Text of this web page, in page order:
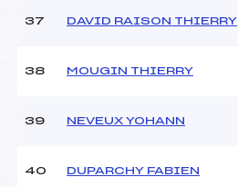
37 DAVID RAISON THIERRY
38 MOUGIN THIERRY
39 NEVEUX YOHANN
40 DUPARCHY FABIEN